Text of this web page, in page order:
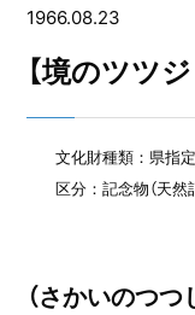
1966.08.23
【境のツツジ
文化財種類：県指
区分：記念物（天然
（さかいのつつ